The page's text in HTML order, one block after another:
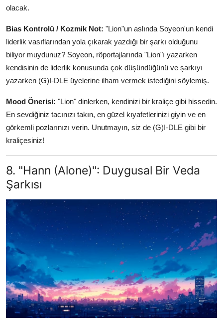
olacak.
Bias Kontrolü / Kozmik Not: "Lion"un aslında Soyeon'un kendi
liderlik vasıflarından yola çıkarak yazdığı bir şarkı olduğunu
biliyor muydunuz? Soyeon, röportajlarında "Lion"ı yazarken
kendisinin de liderlik konusunda çok düşündüğünü ve şarkıyı
yazarken (G)I-DLE üyelerine ilham vermek istediğini söylemiş.
Mood Önerisi: "Lion" dinlerken, kendinizi bir kraliçe gibi hissedin.
En sevdiğiniz tacınızı takın, en güzel kıyafetlerinizi giyin ve en
görkemli pozlarınızı verin. Unutmayın, siz de (G)I-DLE gibi bir
kraliçesiniz!
8. "Hann (Alone)": Duygusal Bir Veda
Şarkısı